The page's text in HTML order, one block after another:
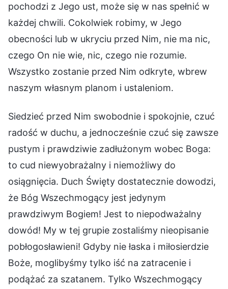
pochodzi z Jego ust, może się w nas spełnić w
każdej chwili. Cokolwiek robimy, w Jego
obecności lub w ukryciu przed Nim, nie ma nic,
czego On nie wie, nic, czego nie rozumie.
Wszystko zostanie przed Nim odkryte, wbrew
naszym własnym planom i ustaleniom.
Siedzieć przed Nim swobodnie i spokojnie, czuć
radość w duchu, a jednocześnie czuć się zawsze
pustym i prawdziwie zadłużonym wobec Boga:
to cud niewyobrażalny i niemożliwy do
osiągnięcia. Duch Święty dostatecznie dowodzi,
że Bóg Wszechmogący jest jedynym
prawdziwym Bogiem! Jest to niepodważalny
dowód! My w tej grupie zostaliśmy nieopisanie
pobłogosławieni! Gdyby nie łaska i miłosierdzie
Boże, moglibyśmy tylko iść na zatracenie i
podążać za szatanem. Tylko Wszechmogący